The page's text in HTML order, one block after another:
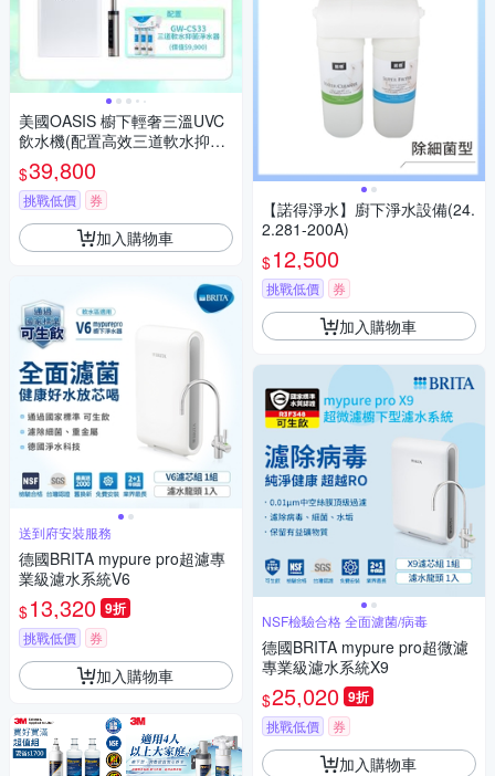
美國OASIS 櫥下輕奢三溫UVC
飲水機(配置高效三道軟水抑菌
淨水器)
$39,800
挑戰低價 券
加入購物車
送到府安裝服務
德國BRITA mypure pro超濾專
業級濾水系統V6
$13,320 9折
挑戰低價 券
加入購物車
【諾得淨水】廚下淨水設備(24.
2.281-200A)
$12,500
挑戰低價 券
加入購物車
NSF檢驗合格 全面濾菌/病毒
德國BRITA mypure pro超微濾
專業級濾水系統X9
$25,020 9折
挑戰低價 券
加入購物車